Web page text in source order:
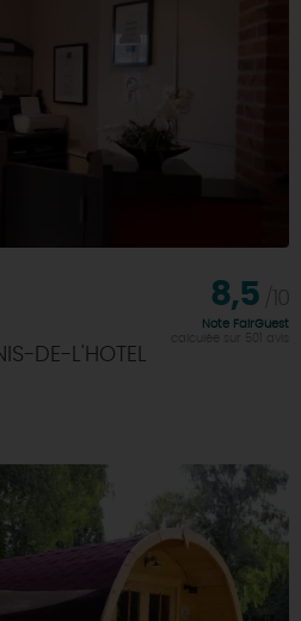
DE-L'HOTEL
8,5
Note FairGuest